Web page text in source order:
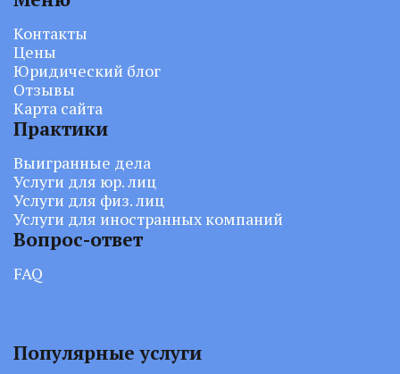
Контакты
Цены
Юридический блог
Отзывы
Карта сайта
Практики
Выигранные дела
Услуги для юр. лиц
Услуги для физ. лиц
Услуги для иностранных компаний
Вопрос-ответ
FAQ
Популярные услуги